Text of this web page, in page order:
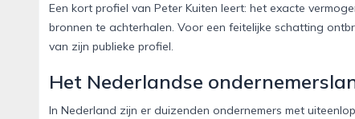
Een kort profiel van Peter Kuiten leert: het exacte
bronnen te achterhalen. Voor een feitelijke schatting
van zijn publieke profiel.
Het Nederlandse
In Nederland zijn er duizenden ondernemers met